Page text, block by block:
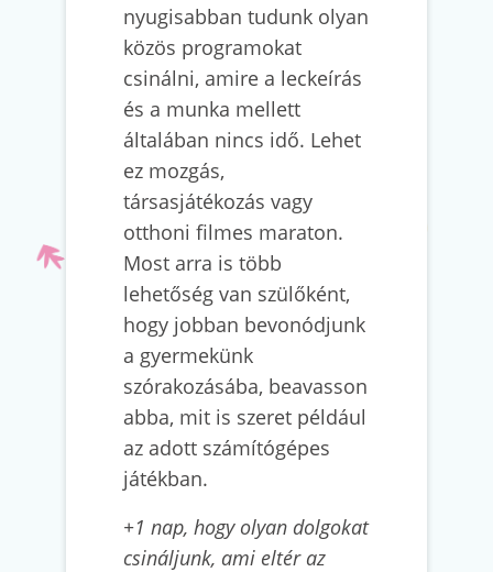
nyugisabban tudunk olyan
közös programokat
csinálni, amire a leckeírás
és a munka mellett
általában nincs idő. Lehet
ez mozgás,
társasjátékozás vagy
otthoni filmes maraton.
Most arra is több
lehetőség van szülőként,
hogy jobban bevonódjunk
a gyermekünk
szórakozásába, beavasson
abba, mit is szeret például
az adott számítógépes
játékban.
+1 nap, hogy olyan dolgokat
csináljunk, ami eltér az